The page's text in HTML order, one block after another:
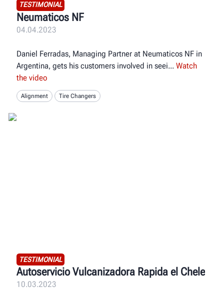
TESTIMONIAL
Neumaticos NF
04.04.2023
Daniel Ferradas, Managing Partner at Neumaticos NF in
Argentina, gets his customers involved in seei
Watch
the video
Alignment Tire Changers
TESTIMONIAL
Autoservicio Vulcanizadora Rapida el Chele
10.03.2023